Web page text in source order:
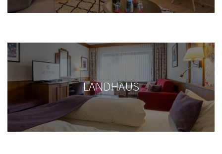
LANDHAUS